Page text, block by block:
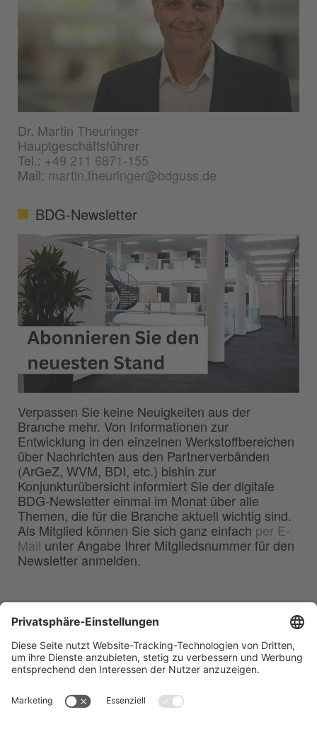
Dr. Martin Theuringer
Hauptgeschäftsführer
Tel.:+49 211 6871-155
Mail: martin.theuringer@bdguss.de
BDG-Newsletter
Verpassen Sie keine Neuigkeiten aus der
Branche mehr. Von Informationen zur
Entwicklung in den einzelnen Werkstoffbereichen
über Nachrichten aus den Partnerverbänden
(ArGeZ, WVM, BDI, etc.) bishin zur
Konjunkturübersicht informiert Sie der digitale
BDG-Newsletter einmal im Monat über alle
Themen, die für die Branche aktuell wichtig sind.
Als Mitglied können Sie sich ganz einfach per E-
Mail unter Angabe Ihrer Mitgliedsnummer für den
Newsletter anmelden.
Deutschen Gießerei-Industrie e.V.